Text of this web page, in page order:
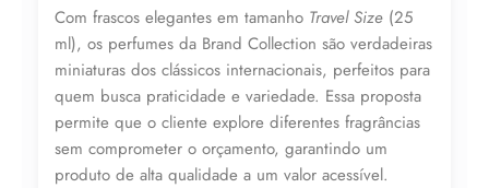
Revenda por
R$96,99
Compre por
R$55,28
6x de R$9,21sem juros
Com frascos elegantes em tamanho Travel Size (25
ml), os perfumes da Brand Collection são verdadeiras
miniaturas dos clássicos internacionais, perfeitos para
quem busca praticidade e variedade. Essa proposta
permite que o cliente explore diferentes fragrâncias
sem comprometer o orçamento, garantindo um
produto de alta qualidade a um valor acessível.